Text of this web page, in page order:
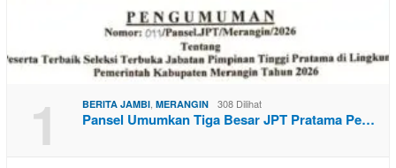
1 BERITA JAMBI, MERANGIN 308 Dilihat
Pansel Umumkan Tiga Besar JPT Pratama Pe…